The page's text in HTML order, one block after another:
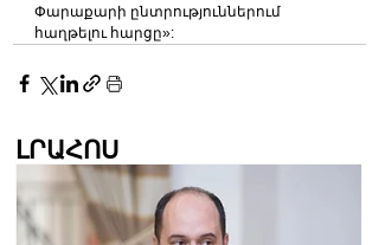
Փարաքարի ընտրություններում
հաղթելու հարցը»:
ԼՐԱՀՈՍ